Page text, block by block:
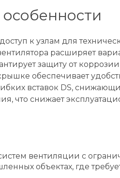
к узлам для
расширяет
защиту от
обеспечивает
вставок DS,
что снижает
вентиляции с
объектах, где